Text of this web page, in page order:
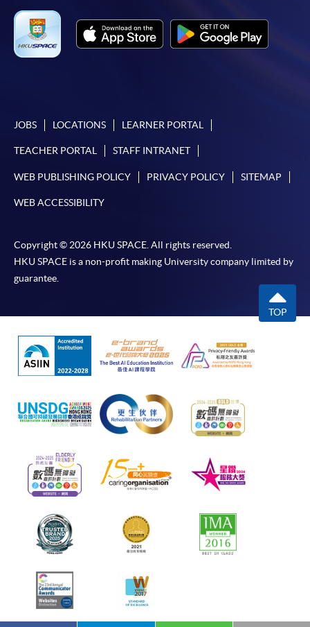
JOBS LOCATIONS LEARNER PORTAL
TEACHER PORTAL STAFF INTRANET
WEB PUBLISHING POLICY PRIVACY POLICY SITEMAP
WEB ACCESSIBILITY
Copyright © 2026 HKU SPACE. All rights reserved.
HKU SPACE is a non-profit making University company limited by
guarantee.
TOP